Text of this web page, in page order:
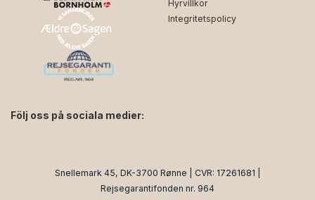
Följ oss på sociala medier:
Hyrvillkor
Integritetspolicy
Snellemark 45, DK-3700 Rønne | CVR: 17261681 |
Rejsegarantifonden nr. 964